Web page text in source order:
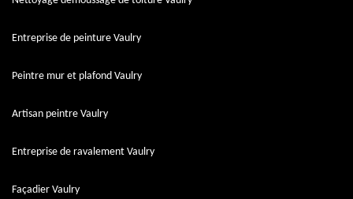
Entreprise de peinture Vaulry
Peintre mur et plafond Vaulry
Artisan peintre Vaulry
Entreprise de ravalement Vaulry
Façadier Vaulry